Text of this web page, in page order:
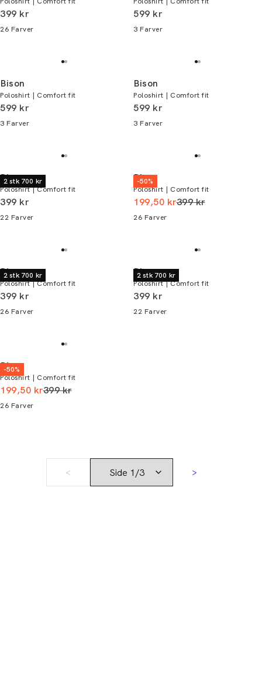
I alt (inkl. rabat)
399 kr
26 Farver
I alt (inkl. rabat)
599 kr
3 Farver
Bison
Poloshirt | Comfort fit
I alt (inkl. rabat)
599 kr
3 Farver
Bison
Poloshirt | Comfort fit
I alt (inkl. rabat)
599 kr
3 Farver
2 stk 700 kr
Bison
Poloshirt | Comfort fit
I alt (inkl. rabat)
399 kr
22 Farver
-50%
Bison
Poloshirt | Comfort fit
199,50 krI alt (uden rabat)
399 kr
26 Farver
2 stk 700 kr
Bison
Poloshirt | Comfort fit
I alt (inkl. rabat)
399 kr
26 Farver
2 stk 700 kr
Bison
Poloshirt | Comfort fit
I alt (inkl. rabat)
399 kr
22 Farver
-50%
Bison
Poloshirt | Comfort fit
199,50 krI alt (uden rabat)
399 kr
26 Farver